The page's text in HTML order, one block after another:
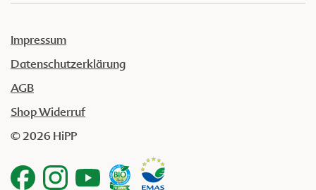
Impressum
Datenschutzerklärung
AGB
Shop Widerruf
© 2026 HiPP